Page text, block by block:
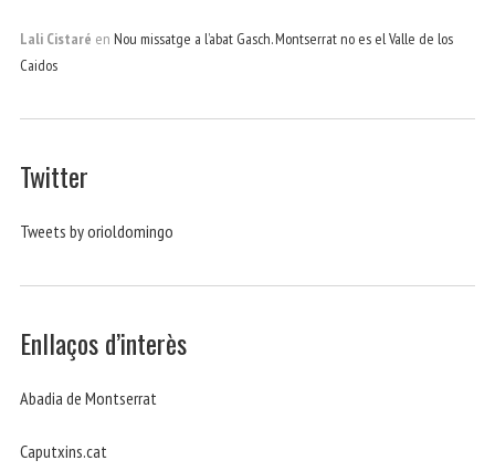
Lali Cistaré en Nou missatge a l’abat Gasch. Montserrat no es el Valle de los
Caidos
Twitter
Tweets by orioldomingo
Enllaços d’interès
Abadia de Montserrat
Caputxins.cat